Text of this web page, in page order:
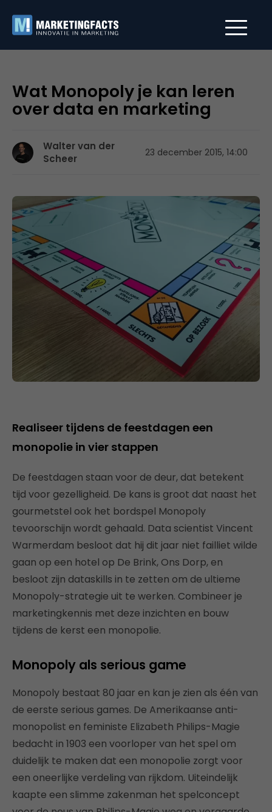
Wat Monopoly je kan leren
over data en marketing
Walter van der
Scheer
23 december 2015, 14:00
Realiseer tijdens de feestdagen een
monopolie in vier stappen
De feestdagen staan voor de deur, dat betekent
tijd voor gezelligheid. De kans is groot dat naast het
gourmetstel ook het bordspel Monopoly
tevoorschijn wordt gehaald. Data scientist Vincent
Warmerdam besloot dat hij dit jaar niet failliet wilde
gaan op een hotel op De Brink, Ons Dorp, en
besloot zijn dataskills in te zetten om de ultieme
Monopoly-strategie uit te werken. Combineer je
marketingkennis met deze inzichten en bouw
tijdens de kerst een monopolie.
Monopoly als serious game
Monopoly bestaat 80 jaar en kan je zien als één van
de eerste serious games. De Amerikaanse anti-
monopolist en feministe Elizabeth Philips-Magie
bedacht in 1903 een voorloper van het spel om
duidelijk te maken dat een monopolie zorgt voor
een oneerlijke verdeling van rijkdom. Uiteindelijk
kaapte een slimme zakenman het spelconcept